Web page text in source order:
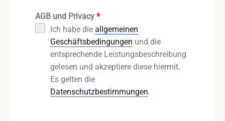
AGB und Privacy *
Ich habe die allgemeinen
Geschäftsbedingungen und die
entsprechende Leistungsbeschreibung
gelesen und akzeptiere diese hiermit.
Es gelten die
Datenschutzbestimmungen.